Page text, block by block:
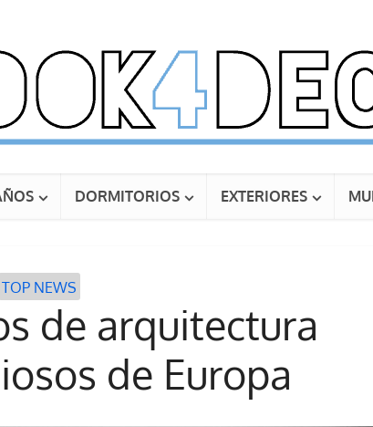
DORMITORIOS EXTERIORES
TOP NEWS
de arquitectura
de Europa